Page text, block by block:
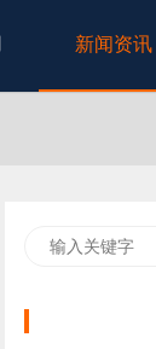
新闻资讯